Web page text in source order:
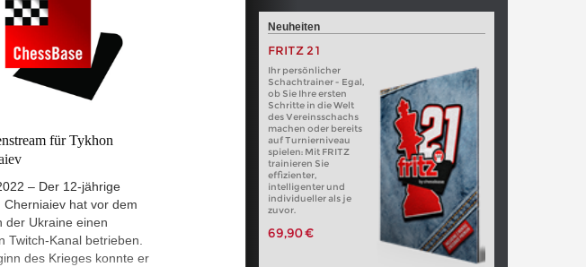
Familie in Hamburg
| Foto: Tykhon
mit seinem Trainer
Rogozenco (Michael
/ FUNKE Foto Services)
für Tykhon
– Der 12-jährige
Cherniaiev hat vor dem
der Ukraine einen
Twitch-Kanal betrieben.
des Krieges konnte er
Neuheiten
FRITZ 21
Ihr persönlicher
Schachtrainer - Egal,
ob Sie Ihre ersten
Schritte in die Welt
des Vereinsschachs
machen oder bereits
auf Turnierniveau
spielen: Mit FRITZ
trainieren Sie
effizienter,
intelligenter und
individueller als je
zuvor.
69,90 €